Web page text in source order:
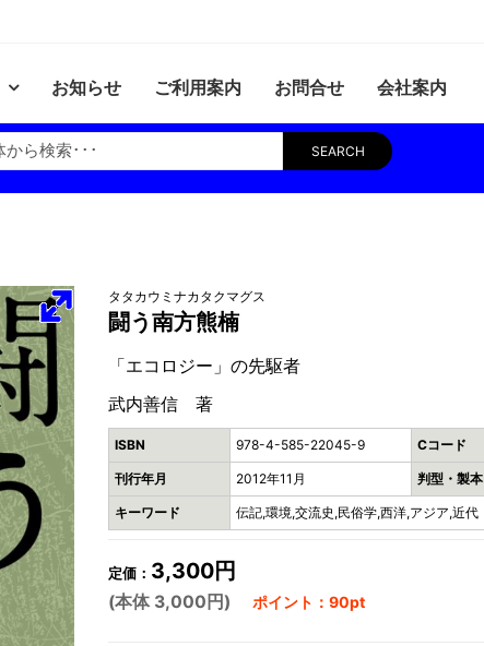
お知らせ ご利用案内 お問合せ 会社案内
SEARCH
タタカウミナカタクマグス
闘う南方熊楠
「エコロジー」の先駆者
武内善信 著
ISBN 978-4-585-22045-9 Cコード
刊行年月 2012年11月 判型・製本
キーワード 伝記,環境,交流史,民俗学,西洋,アジア,近代
定価： 3,300円
(本体 3,000円) ポイント：90pt